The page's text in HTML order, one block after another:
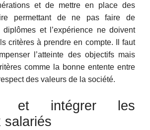
et de mettre en place des
permettant de ne pas faire de
diplômes et l’expérience ne doivent
critères à prendre en compte. Il faut
l’atteinte des objectifs mais
comme la bonne entente entre
des valeurs de la société.
et intégrer les
salariés